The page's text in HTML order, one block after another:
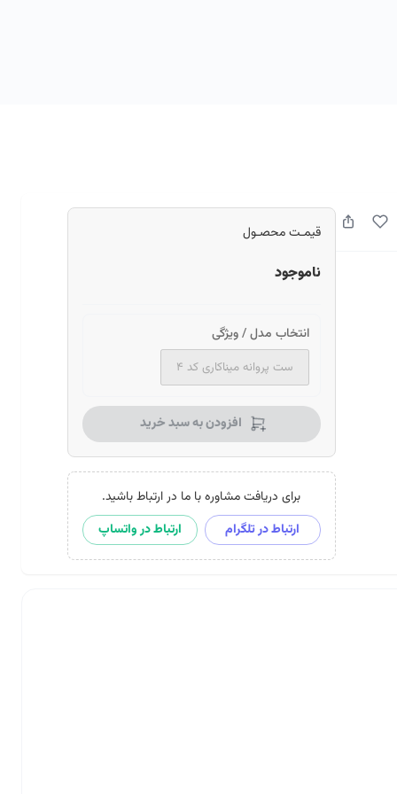
قیمـت محصـول
ناموجود
انتخاب مدل / ویژگی
ست پروانه میناکاری کد ۴
افزودن به سبد خرید
برای دریافت مشاوره با ما در ارتباط باشید.
ارتباط در تلگرام
ارتباط در واتساپ